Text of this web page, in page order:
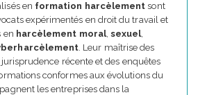
en formation harcèlement sont
expérimentés en droit du travail et
en harcèlement moral,sexuel,
. Leur maîtrise des
récente et des enquêtes
conformes aux évolutions du
les entreprises dans la